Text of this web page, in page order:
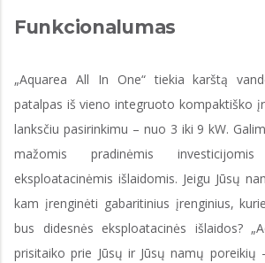
Funkcionalumas
„Aquarea All In One“ tiekia karštą
patalpas iš vieno integruoto kompaktiško
lanksčiu pasirinkimu – nuo 3 iki 9 kW.
mažomis pradinėmis
eksploatacinėmis išlaidomis. Jeigu Jūsų
kam įrenginėti gabaritinius įrenginius,
bus didesnės eksploatacinės išlaidos?
prisitaiko prie Jūsų ir Jūsų namų